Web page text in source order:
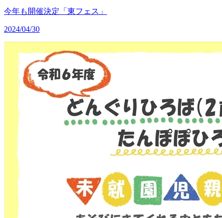
今年も開催決定「東フェス」
2024/04/30